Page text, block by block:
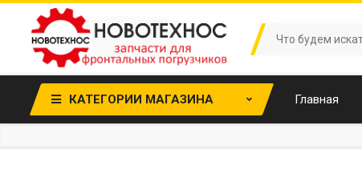
КАТЕГОРИИ МАГАЗИНА Главная